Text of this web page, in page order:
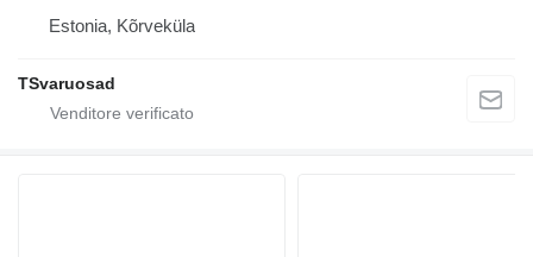
Estonia, Kõrveküla
TSvaruosad